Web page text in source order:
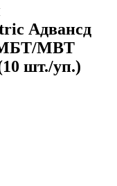
Адвансд
МБТ/MBT
шт./уп.)